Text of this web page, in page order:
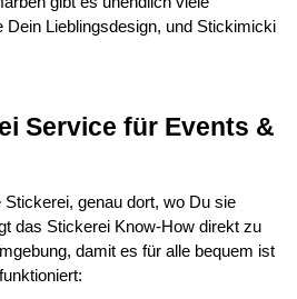
Dein Lieblingsdesign, und Stickimicki
Service für Events &
genau dort, wo Du sie
das Stickerei Know-How direkt zu
damit es für alle bequem ist